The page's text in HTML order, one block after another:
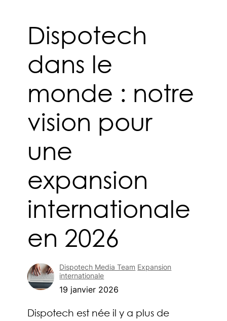
Dispotech
dans le
monde : notre
vision pour
une
expansion
internationale
en 2026
Dispotech Media Team Expansion
internationale
19 janvier 2026
Dispotech est née il y a plus de